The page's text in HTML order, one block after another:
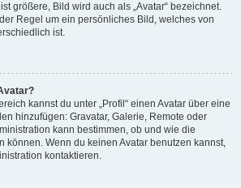
größere, Bild wird auch als „Avatar“ bezeichnet.
Regel um ein persönliches Bild, welches von
ist.
kannst du unter „Profil“ einen Avatar über eine
hinzufügen: Gravatar, Galerie, Remote oder
kann bestimmen, ob und wie die
können. Wenn du keinen Avatar benutzen kannst,
kontaktieren.